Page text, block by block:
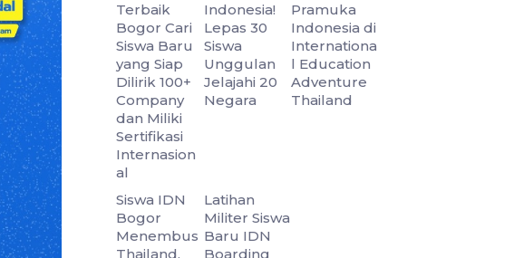
Terbaik
Bogor Cari
Siswa Baru
yang Siap
Dilirik 100+
Company
dan Miliki
Sertifikasi
Internasion
al
Indonesia!
Lepas 30
Siswa
Unggulan
Jelajahi 20
Negara
Pramuka
Indonesia di
Internationa
l Education
Adventure
Thailand
Siswa IDN
Bogor
Menembus
Thailand,
Latihan
Militer Siswa
Baru IDN
Boarding